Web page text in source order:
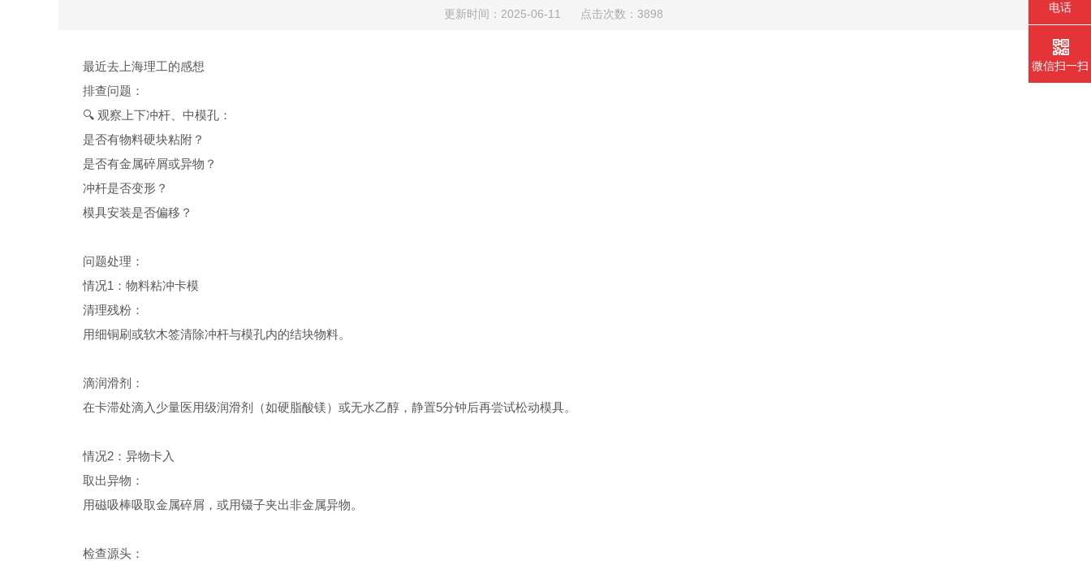
更新时间：2025-06-11 点击次数：3898
最近去上海理工的感想
排查问题：
🔍 观察上下冲杆、中模孔：
是否有物料硬块粘附？
是否有金属碎屑或异物？
冲杆是否变形？
模具安装是否偏移？
问题处理：
情况1 ：物料粘冲卡模
清理残粉：
用细铜刷或软木签清除冲杆与模孔内的结块物料。
滴润滑剂：
在卡滞处滴入少量医用级润滑剂（如硬脂酸镁）或无水乙醇，静置5分钟后再尝试松动模具。
情况2 ：异物卡入
取出异物：
用磁吸棒吸取金属碎屑，或用镊子夹出非金属异物。
检查源头：
电话
微信扫一扫